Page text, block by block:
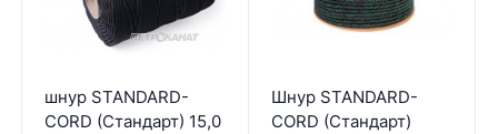
шнур STANDARD-
CORD (Стандарт) 15,0
Шнур STANDARD-
CORD (Стандарт)